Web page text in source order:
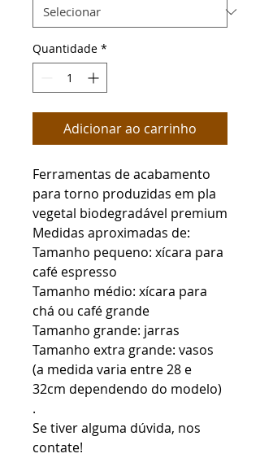
Quantidade *
Adicionar ao carrinho
Ferramentas de acabamento
para torno produzidas em pla
vegetal biodegradável premium
Medidas aproximadas de:
Tamanho pequeno: xícara para
café espresso
Tamanho médio: xícara para
chá ou café grande
Tamanho grande: jarras
Tamanho extra grande: vasos
(a medida varia entre 28 e
32cm dependendo do modelo)
.
Se tiver alguma dúvida, nos
contate!